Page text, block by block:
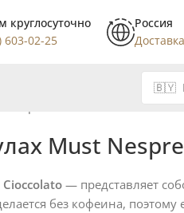
круглосуточно
603-02-25
Россия
Must
— представляет
без кофеина,